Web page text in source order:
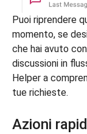
Puoi riprendere
momento, se
che hai avuto
discussioni in
Helper a
tue richieste.
Azioni